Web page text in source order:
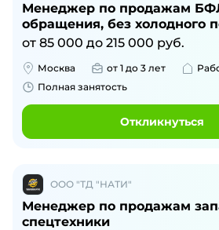
Менеджер по продажам
обращения, без холодного
от 85 000 до 215 000 руб.
Москва от 1 до 3 лет
Полная занятость
Откликнуться
ООО "ТД "НАТИ"
Менеджер по продажам
спецтехники